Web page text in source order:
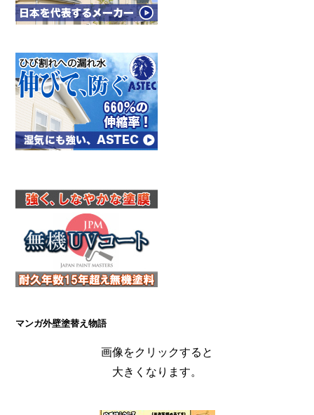
マンガ外壁塗替え物語
画像をクリックすると
大きくなります。